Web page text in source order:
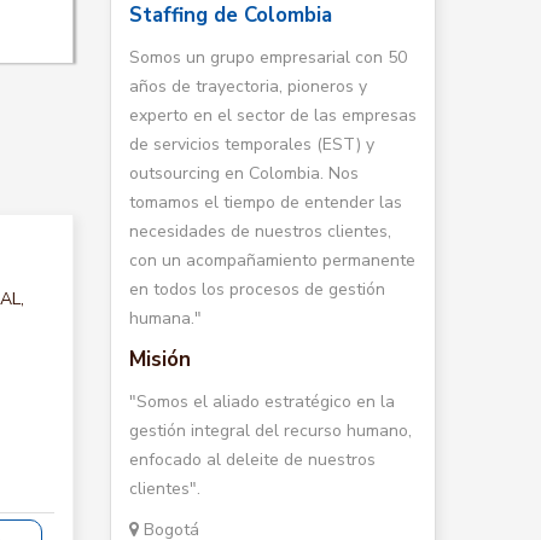
Staffing de Colombia
Somos un grupo empresarial con 50
años de trayectoria, pioneros y
experto en el sector de las empresas
de servicios temporales (EST) y
outsourcing en Colombia. Nos
tomamos el tiempo de entender las
necesidades de nuestros clientes,
con un acompañamiento permanente
en todos los procesos de gestión
humana."
Misión
"Somos el aliado estratégico en la
gestión integral del recurso humano,
enfocado al deleite de nuestros
clientes".
Bogotá